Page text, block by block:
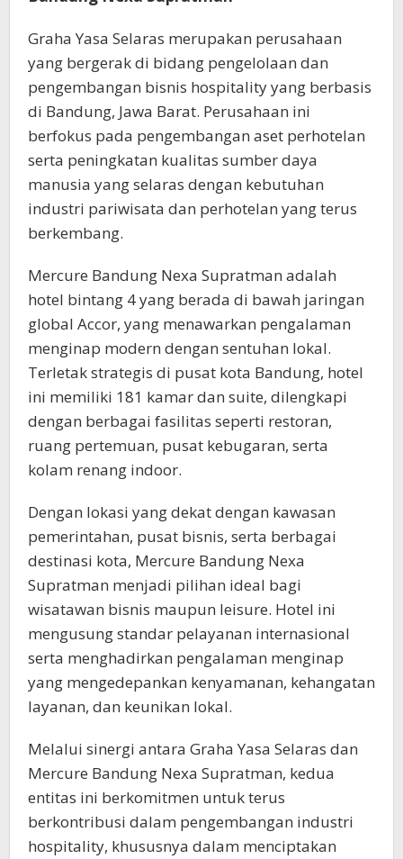
Graha Yasa Selaras merupakan perusahaan
yang bergerak di bidang pengelolaan dan
pengembangan bisnis hospitality yang berbasis
di Bandung, Jawa Barat. Perusahaan ini
berfokus pada pengembangan aset perhotelan
serta peningkatan kualitas sumber daya
manusia yang selaras dengan kebutuhan
industri pariwisata dan perhotelan yang terus
berkembang.
Mercure Bandung Nexa Supratman adalah
hotel bintang 4 yang berada di bawah jaringan
global Accor, yang menawarkan pengalaman
menginap modern dengan sentuhan lokal.
Terletak strategis di pusat kota Bandung, hotel
ini memiliki 181 kamar dan suite, dilengkapi
dengan berbagai fasilitas seperti restoran,
ruang pertemuan, pusat kebugaran, serta
kolam renang indoor.
Dengan lokasi yang dekat dengan kawasan
pemerintahan, pusat bisnis, serta berbagai
destinasi kota, Mercure Bandung Nexa
Supratman menjadi pilihan ideal bagi
wisatawan bisnis maupun leisure. Hotel ini
mengusung standar pelayanan internasional
serta menghadirkan pengalaman menginap
yang mengedepankan kenyamanan, kehangatan
layanan, dan keunikan lokal.
Melalui sinergi antara Graha Yasa Selaras dan
Mercure Bandung Nexa Supratman, kedua
entitas ini berkomitmen untuk terus
berkontribusi dalam pengembangan industri
hospitality, khususnya dalam menciptakan